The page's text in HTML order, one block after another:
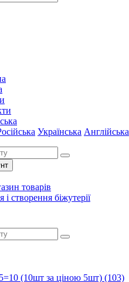
Українська Англійська
товарів
і створення біжутерії
(10шт за ціною 5шт) (103)